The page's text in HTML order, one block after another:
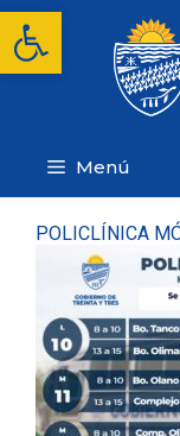
Abrir
Saltar
contenido
Menú
POLICLÍNICA